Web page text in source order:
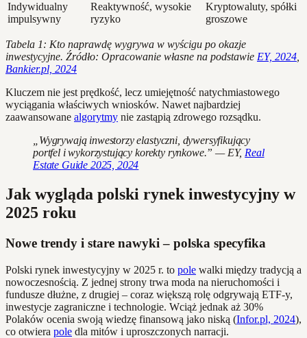
Indywidualny
impulsywny
Reaktywność, wysokie
ryzyko
Kryptowaluty, spółki
groszowe
Tabela 1: Kto naprawdę wygrywa w wyścigu po okazje
inwestycyjne. Źródło: Opracowanie własne na podstawie EY, 2024
Bankier.pl, 2024
Kluczem nie jest prędkość, lecz umiejętność natychmiastowego
wyciągania właściwych wniosków. Nawet najbardziej
zaawansowane algorytmy nie zastąpią zdrowego rozsądku.
„Wygrywają inwestorzy elastyczni, dywersyfikujący
portfel i wykorzystujący korekty rynkowe.” — EY, Real
Estate Guide 2025, 2024
Jak wygląda polski rynek inwestycyjny w
2025 roku
Nowe trendy i stare nawyki – polska specyfika
Polski rynek inwestycyjny w 2025 r. to pole walki między tradycją a
nowoczesnością. Z jednej strony trwa moda na nieruchomości i
fundusze dłużne, z drugiej – coraz większą rolę odgrywają ETF-y,
inwestycje zagraniczne i technologie. Wciąż jednak aż 30%
Polaków ocenia swoją wiedzę finansową jako niską (Infor.pl, 2024),
co otwiera pole dla mitów i uproszczonych narracji.